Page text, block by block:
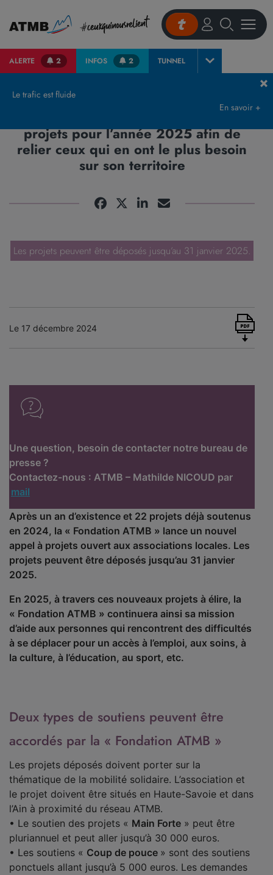
ALERTE 2 INFOS 2 TUNNEL
Le trafic est fluide
En savoir +
projets pour l’année 2025 afin de
relier ceux qui en ont le plus besoin
sur son territoire
Les projets peuvent être déposés jusqu’au 31 janvier 2025.
Le 17 décembre 2024
Une question, besoin de contacter notre bureau de
presse ?
Contactez-nous : ATMB – Mathilde NICOUD par
mail
Après un an d’existence et 22 projets déjà soutenus
en 2024, la « Fondation ATMB » lance un nouvel
appel à projets ouvert aux associations locales. Les
projets peuvent être déposés jusqu’au 31 janvier
2025.
En 2025, à travers ces nouveaux projets à élire, la
« Fondation ATMB » continuera ainsi sa mission
d’aide aux personnes qui rencontrent des difficultés
à se déplacer pour un accès à l’emploi, aux soins, à
la culture, à l’éducation, au sport, etc.
Deux types de soutiens peuvent être
accordés par la « Fondation ATMB »
Les projets déposés doivent porter sur la
thématique de la mobilité solidaire. L’association et
le projet doivent être situés en Haute-Savoie et dans
l’Ain à proximité du réseau ATMB.
• Le soutien des projets « Main Forte » peut être
pluriannuel et peut aller jusqu’à 30 000 euros.
• Les soutiens « Coup de pouce » sont des soutiens
ponctuels allant jusqu’à 5 000 euros. Les demandes